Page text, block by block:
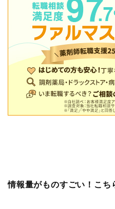
情報量がものすごい！こち